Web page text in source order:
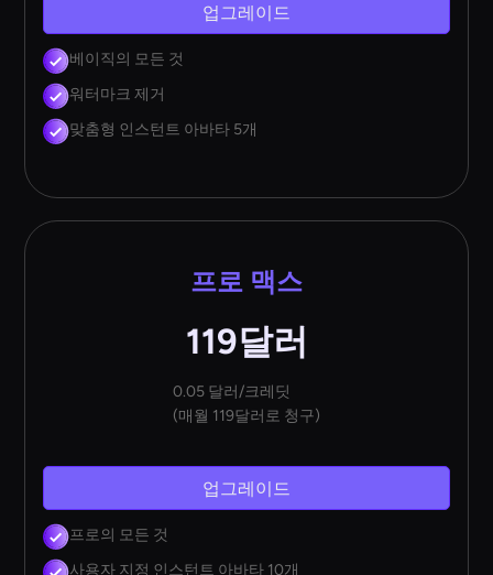
업그레이드
베이직의 모든 것
워터마크 제거
맞춤형 인스턴트 아바타 5개
프로 맥스
119달러
0.05 달러/크레딧
(매월 119달러로 청구)
업그레이드
프로의 모든 것
사용자 지정 인스턴트 아바타 10개